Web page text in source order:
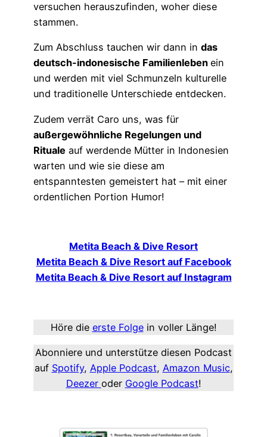
versuchen herauszufinden, woher diese
stammen.
Zum Abschluss tauchen wir dann in das
deutsch-indonesische Familienleben ein
und werden mit viel Schmunzeln kulturelle
und traditionelle Unterschiede entdecken.
Zudem verrät Caro uns, was für
außergewöhnliche Regelungen und
Rituale auf werdende Mütter in Indonesien
warten und wie sie diese am
entspanntesten gemeistert hat – mit einer
ordentlichen Portion Humor!
Metita Beach & Dive Resort
Metita Beach & Dive Resort auf Facebook
Metita Beach & Dive Resort auf Instagram
Höre die erste Folgein voller Länge!
Abonniere und unterstütze diesen Podcast
auf Spotify, Apple Podcast, Amazon Music,
Deezer oder Google Podcast!